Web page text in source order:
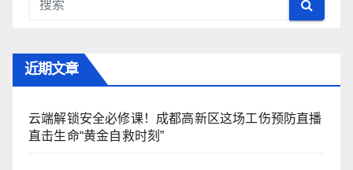
近期文章
云端解锁安全必修课！成都高新区这场工伤预防直播
直击生命“黄金自救时刻”